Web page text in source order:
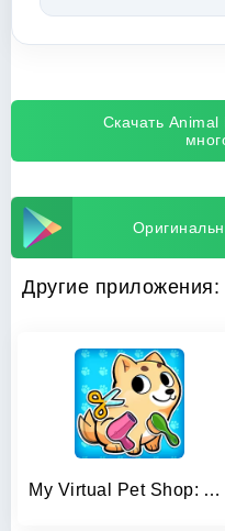
Скачать
Другие приложения:
My Virtual Pet Shop: Animals